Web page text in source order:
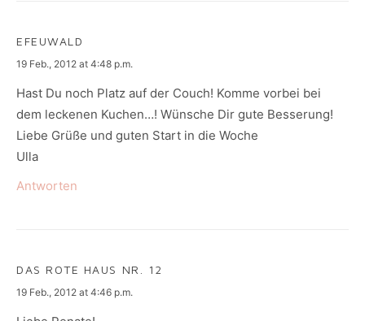
EFEUWALD
says:
19 Feb., 2012 at 4:48 p.m.
Hast Du noch Platz auf der Couch! Komme vorbei bei
dem leckenen Kuchen…! Wünsche Dir gute Besserung!
Liebe Grüße und guten Start in die Woche
Ulla
Antworten
DAS ROTE HAUS NR. 12
says:
19 Feb., 2012 at 4:46 p.m.